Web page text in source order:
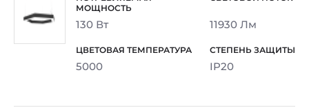
130 Вт 11930 Лм
5000 IP20